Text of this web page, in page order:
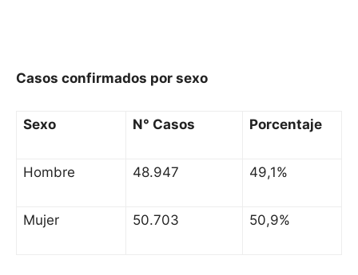
Casos confirmados por sexo
Sexo N° Casos Porcentaje
Hombre 48.947 49,1%
Mujer 50.703 50,9%